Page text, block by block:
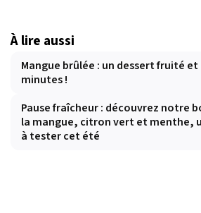
À lire aussi
Mangue brûlée : un dessert fruité
minutes !
Pause fraîcheur : découvrez notre
la mangue, citron vert et menthe,
à tester cet été